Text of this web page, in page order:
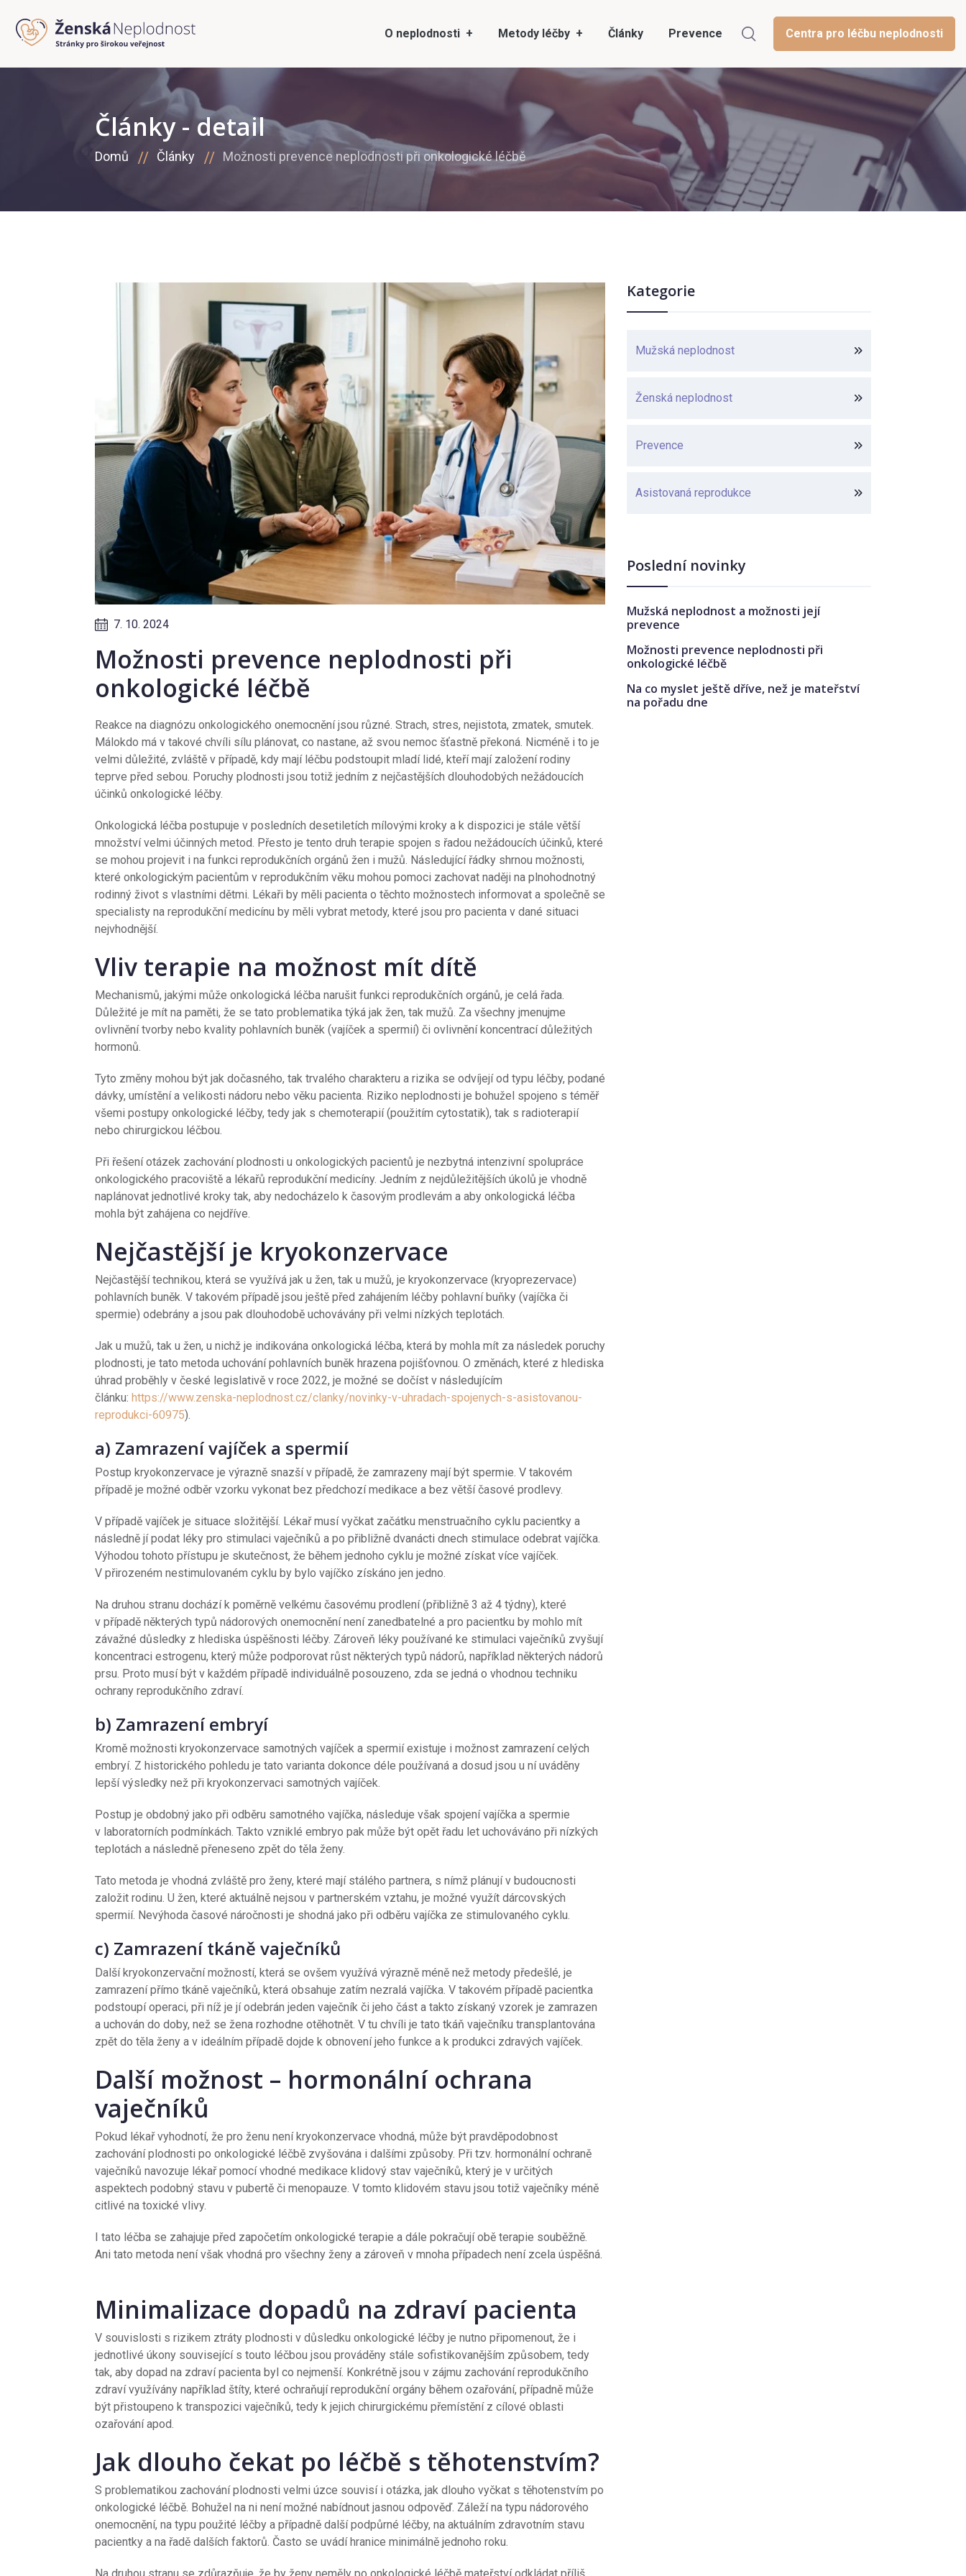
O neplodnosti Metody léčby Články Prevence Centra pro léčbu neplodnosti
Články - detail
Domů Články Možnosti prevence neplodnosti při onkologické léčbě
7. 10. 2024
Možnosti prevence neplodnosti při
onkologické léčbě
Reakce na diagnózu onkologického onemocnění jsou různé. Strach, stres, nejistota, zmatek, smutek.
Málokdo má v takové chvíli sílu plánovat, co nastane, až svou nemoc šťastně překoná. Nicméně i to je
velmi důležité, zvláště v případě, kdy mají léčbu podstoupit mladí lidé, kteří mají založení rodiny
teprve před sebou. Poruchy plodnosti jsou totiž jedním z nejčastějších dlouhodobých nežádoucích
účinků onkologické léčby.
Onkologická léčba postupuje v posledních desetiletích mílovými kroky a k dispozici je stále větší
množství velmi účinných metod. Přesto je tento druh terapie spojen s řadou nežádoucích účinků, které
se mohou projevit i na funkci reprodukčních orgánů žen i mužů. Následující řádky shrnou možnosti,
které onkologickým pacientům v reprodukčním věku mohou pomoci zachovat naději na plnohodnotný
rodinný život s vlastními dětmi. Lékaři by měli pacienta o těchto možnostech informovat a společně se
specialisty na reprodukční medicínu by měli vybrat metody, které jsou pro pacienta v dané situaci
nejvhodnější.
Vliv terapie na možnost mít dítě
Mechanismů, jakými může onkologická léčba narušit funkci reprodukčních orgánů, je celá řada.
Důležité je mít na paměti, že se tato problematika týká jak žen, tak mužů. Za všechny jmenujme
ovlivnění tvorby nebo kvality pohlavních buněk (vajíček a spermií) či ovlivnění koncentrací důležitých
hormonů.
Tyto změny mohou být jak dočasného, tak trvalého charakteru a rizika se odvíjejí od typu léčby, podané
dávky, umístění a velikosti nádoru nebo věku pacienta. Riziko neplodnosti je bohužel spojeno s téměř
všemi postupy onkologické léčby, tedy jak s chemoterapií (použitím cytostatik), tak s radioterapií
nebo chirurgickou léčbou.
Při řešení otázek zachování plodnosti u onkologických pacientů je nezbytná intenzivní spolupráce
onkologického pracoviště a lékařů reprodukční medicíny. Jedním z nejdůležitějších úkolů je vhodně
naplánovat jednotlivé kroky tak, aby nedocházelo k časovým prodlevám a aby onkologická léčba
mohla být zahájena co nejdříve.
Nejčastější je kryokonzervace
Nejčastější technikou, která se využívá jak u žen, tak u mužů, je kryokonzervace (kryoprezervace)
pohlavních buněk. V takovém případě jsou ještě před zahájením léčby pohlavní buňky (vajíčka či
spermie) odebrány a jsou pak dlouhodobě uchovávány při velmi nízkých teplotách.
Jak u mužů, tak u žen, u nichž je indikována onkologická léčba, která by mohla mít za následek poruchy
plodnosti, je tato metoda uchování pohlavních buněk hrazena pojišťovnou. O změnách, které z hlediska
úhrad proběhly v české legislativě v roce 2022, je možné se dočíst v následujícím
článku: https://www.zenska-neplodnost.cz/clanky/novinky-v-uhradach-spojenych-s-asistovanou-
reprodukci-60975).
a) Zamrazení vajíček a spermií
Postup kryokonzervace je výrazně snazší v případě, že zamrazeny mají být spermie. V takovém
případě je možné odběr vzorku vykonat bez předchozí medikace a bez větší časové prodlevy.
V případě vajíček je situace složitější. Lékař musí vyčkat začátku menstruačního cyklu pacientky a
následně jí podat léky pro stimulaci vaječníků a po přibližně dvanácti dnech stimulace odebrat vajíčka.
Výhodou tohoto přístupu je skutečnost, že během jednoho cyklu je možné získat více vajíček.
V přirozeném nestimulovaném cyklu by bylo vajíčko získáno jen jedno.
Na druhou stranu dochází k poměrně velkému časovému prodlení (přibližně 3 až 4 týdny), které
v případě některých typů nádorových onemocnění není zanedbatelné a pro pacientku by mohlo mít
závažné důsledky z hlediska úspěšnosti léčby. Zároveň léky používané ke stimulaci vaječníků zvyšují
koncentraci estrogenu, který může podporovat růst některých typů nádorů, například některých nádorů
prsu. Proto musí být v každém případě individuálně posouzeno, zda se jedná o vhodnou techniku
ochrany reprodukčního zdraví.
b) Zamrazení embryí
Kromě možnosti kryokonzervace samotných vajíček a spermií existuje i možnost zamrazení celých
embryí. Z historického pohledu je tato varianta dokonce déle používaná a dosud jsou u ní uváděny
lepší výsledky než při kryokonzervaci samotných vajíček.
Postup je obdobný jako při odběru samotného vajíčka, následuje však spojení vajíčka a spermie
v laboratorních podmínkách. Takto vzniklé embryo pak může být opět řadu let uchováváno při nízkých
teplotách a následně přeneseno zpět do těla ženy.
Tato metoda je vhodná zvláště pro ženy, které mají stálého partnera, s nímž plánují v budoucnosti
založit rodinu. U žen, které aktuálně nejsou v partnerském vztahu, je možné využít dárcovských
spermií. Nevýhoda časové náročnosti je shodná jako při odběru vajíčka ze stimulovaného cyklu.
c) Zamrazení tkáně vaječníků
Další kryokonzervační možností, která se ovšem využívá výrazně méně než metody předešlé, je
zamrazení přímo tkáně vaječníků, která obsahuje zatím nezralá vajíčka. V takovém případě pacientka
podstoupí operaci, při níž je jí odebrán jeden vaječník či jeho část a takto získaný vzorek je zamrazen
a uchován do doby, než se žena rozhodne otěhotnět. V tu chvíli je tato tkáň vaječníku transplantována
zpět do těla ženy a v ideálním případě dojde k obnovení jeho funkce a k produkci zdravých vajíček.
Další možnost – hormonální ochrana
vaječníků
Pokud lékař vyhodnotí, že pro ženu není kryokonzervace vhodná, může být pravděpodobnost
zachování plodnosti po onkologické léčbě zvyšována i dalšími způsoby. Při tzv. hormonální ochraně
vaječníků navozuje lékař pomocí vhodné medikace klidový stav vaječníků, který je v určitých
aspektech podobný stavu v pubertě či menopauze. V tomto klidovém stavu jsou totiž vaječníky méně
citlivé na toxické vlivy.
I tato léčba se zahajuje před započetím onkologické terapie a dále pokračují obě terapie souběžně.
Ani tato metoda není však vhodná pro všechny ženy a zároveň v mnoha případech není zcela úspěšná.
Minimalizace dopadů na zdraví pacienta
V souvislosti s rizikem ztráty plodnosti v důsledku onkologické léčby je nutno připomenout, že i
jednotlivé úkony související s touto léčbou jsou prováděny stále sofistikovanějším způsobem, tedy
tak, aby dopad na zdraví pacienta byl co nejmenší. Konkrétně jsou v zájmu zachování reprodukčního
zdraví využívány například štíty, které ochraňují reprodukční orgány během ozařování, případně může
být přistoupeno k transpozici vaječníků, tedy k jejich chirurgickému přemístění z cílové oblasti
ozařování apod.
Jak dlouho čekat po léčbě s těhotenstvím?
S problematikou zachování plodnosti velmi úzce souvisí i otázka, jak dlouho vyčkat s těhotenstvím po
onkologické léčbě. Bohužel na ni není možné nabídnout jasnou odpověď. Záleží na typu nádorového
onemocnění, na typu použité léčby a případně další podpůrné léčby, na aktuálním zdravotním stavu
pacientky a na řadě dalších faktorů. Často se uvádí hranice minimálně jednoho roku.
Na druhou stranu se zdůrazňuje, že by ženy neměly po onkologické léčbě mateřství odkládat příliš
Kategorie
Mužská neplodnost
Ženská neplodnost
Prevence
Asistovaná reprodukce
Poslední novinky
Mužská neplodnost a možnosti její
prevence
Možnosti prevence neplodnosti při
onkologické léčbě
Na co myslet ještě dříve, než je mateřství
na pořadu dne